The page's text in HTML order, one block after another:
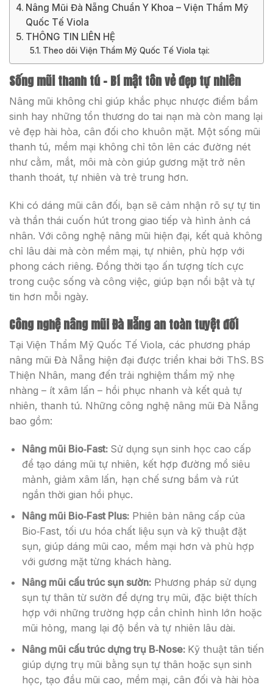
Nâng Mũi Đà Nẵng Chuẩn Y Khoa – Viện Thẩm Mỹ
Quốc Tế Viola
THÔNG TIN LIÊN HỆ
Theo dõi Viện Thẩm Mỹ Quốc Tế Viola tại:
Sống mũi thanh tú – Bí mật tôn vẻ đẹp tự nhiên
Nâng mũi không chỉ giúp khắc phục nhược điểm bẩm
sinh hay những tổn thương do tai nạn mà còn mang lại
vẻ đẹp hài hòa, cân đối cho khuôn mặt. Một sống mũi
thanh tú, mềm mại không chỉ tôn lên các đường nét
như cằm, mắt, môi mà còn giúp gương mặt trở nên
thanh thoát, tự nhiên và trẻ trung hơn.
Khi có dáng mũi cân đối, bạn sẽ cảm nhận rõ sự tự tin
và thần thái cuốn hút trong giao tiếp và hình ảnh cá
nhân. Với công nghệ nâng mũi hiện đại, kết quả không
chỉ lâu dài mà còn mềm mại, tự nhiên, phù hợp với
phong cách riêng. Đồng thời tạo ấn tượng tích cực
trong cuộc sống và công việc, giúp bạn nổi bật và tự
tin hơn mỗi ngày.
Công nghệ nâng mũi Đà Nẵng an toàn tuyệt đối
Tại Viện Thẩm Mỹ Quốc Tế Viola, các phương pháp
nâng mũi Đà Nẵng hiện đại được triển khai bởi ThS. BS
Thiện Nhân, mang đến trải nghiệm thẩm mỹ nhẹ
nhàng – ít xâm lấn – hồi phục nhanh và kết quả tự
nhiên, thanh tú. Những công nghệ nâng mũi Đà Nẵng
bao gồm:
Nâng mũi Bio‑Fast: Sử dụng sụn sinh học cao cấp
để tạo dáng mũi tự nhiên, kết hợp đường mổ siêu
mảnh, giảm xâm lấn, hạn chế sưng bầm và rút
ngắn thời gian hồi phục.
Nâng mũi Bio‑Fast Plus:Phiên bản nâng cấp của
Bio‑Fast, tối ưu hóa chất liệu sụn và kỹ thuật đặt
sụn, giúp dáng mũi cao, mềm mại hơn và phù hợp
với gương mặt từng khách hàng.
Nâng mũi cấu trúc sụn sườn:Phương pháp sử dụng
sụn tự thân từ sườn để dựng trụ mũi, đặc biệt thích
hợp với những trường hợp cần chỉnh hình lớn hoặc
mũi hỏng, mang lại độ bền và tự nhiên lâu dài.
Nâng mũi cấu trúc dựng trụ B‑Nose: Kỹ thuật tân tiến
giúp dựng trụ mũi bằng sụn tự thân hoặc sụn sinh
học, tạo đầu mũi cao, mềm mại, cân đối và hài hòa